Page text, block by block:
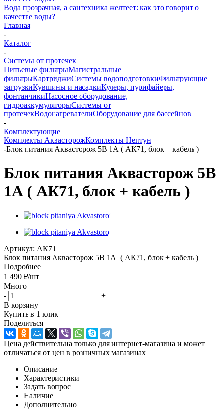
Вода прозрачная, а сантехника желтеет: как это говорит о
качестве воды?
Главная
-
Каталог
-
Системы от протечек
Питьевые фильтрыМагистральные
фильтрыКартриджиСистемы водоподготовкиФильтрующие
загрузкиКувшины и насадкиКулеры, пурифайеры,
фонтанчикиНасосное оборудование,
гидроаккумуляторыСистемы от
протечекВодонагревателиОборудование для бассейнов
-
Комплектующие
Комплекты АквасторожКомплекты Нептун
-Блок питания Аквасторож 5В 1А ( АК71, блок + кабель )
Блок питания Аквасторож 5В
1А ( АК71, блок + кабель )
Артикул: АК71
Блок питания Аквасторож 5В 1А ( АК71, блок + кабель )
Подробнее
1 490 ₽/шт
Много
-
+
В корзину
Купить в 1 клик
Поделиться
Цена действительна только для интернет-магазина и может
отличаться от цен в розничных магазинах
Описание
Характеристики
Задать вопрос
Наличие
Дополнительно